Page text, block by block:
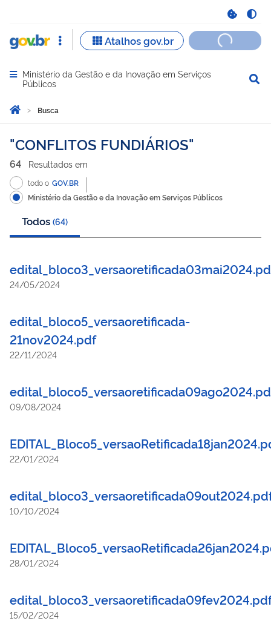
Abrir menu principal de navegação
Ministério da Gestão e da Inovação em Serviços
Públicos
Você está aqui:
Página Inicial
Busca
Busca
CONFLITOS FUNDIÁRIOS
64 Resultados em
todo o GOV.BR
Ministério da Gestão e da Inovação em Serviços Públicos
Todos (64)
24/05/2024
edital_bloco5_versaoretificada-
21nov2024.pdf
22/11/2024
09/08/2024
22/01/2024
10/10/2024
28/01/2024
15/02/2024